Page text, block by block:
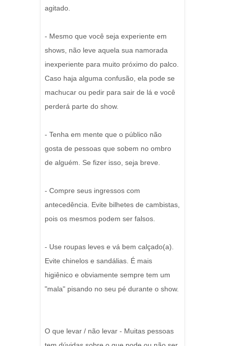
agitado.
- Mesmo que você seja experiente em
shows, não leve aquela sua namorada
inexperiente para muito próximo do palco.
Caso haja alguma confusão, ela pode se
machucar ou pedir para sair de lá e você
perderá parte do show.
- Tenha em mente que o público não
gosta de pessoas que sobem no ombro
de alguém. Se fizer isso, seja breve.
- Compre seus ingressos com
antecedência. Evite bilhetes de cambistas,
pois os mesmos podem ser falsos.
- Use roupas leves e vá bem calçado(a).
Evite chinelos e sandálias. É mais
higiênico e obviamente sempre tem um
"mala" pisando no seu pé durante o show.
O que levar / não levar - Muitas pessoas